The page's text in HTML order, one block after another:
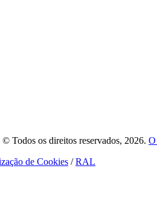
Todos os direitos reservados, 2026.
de Cookies /RAL